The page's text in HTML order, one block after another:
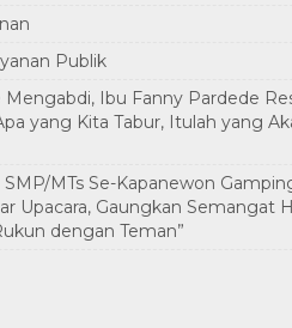
Publik
Ibu Fanny Pardede
yang Kita Tabur, Itulah yang
SMP/MTs Se-Kapanewon
Upacara, Gaungkan Semangat
dengan Teman”